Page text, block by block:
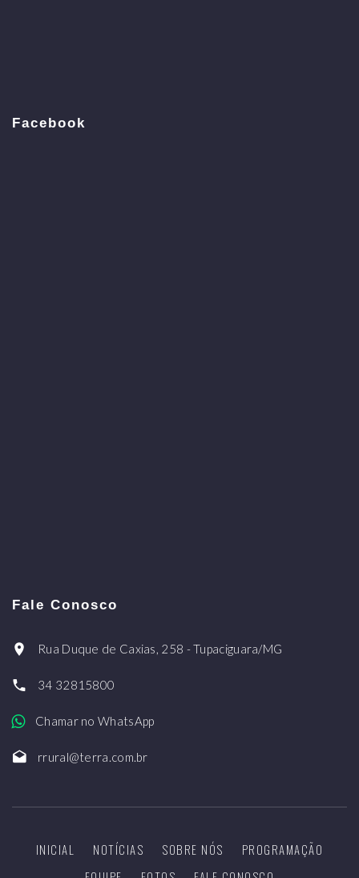
Facebook
Fale Conosco
Rua Duque de Caxias, 258 - Tupaciguara/MG
34 32815800
Chamar no WhatsApp
rrural@terra.com.br
INICIAL NOTÍCIAS SOBRE NÓS
PROGRAMAÇÃO